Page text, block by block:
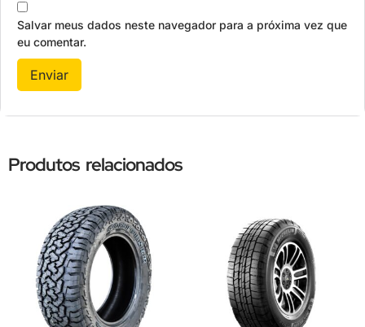
Salvar meus dados neste navegador para a próxima vez que
eu comentar.
Produtos relacionados